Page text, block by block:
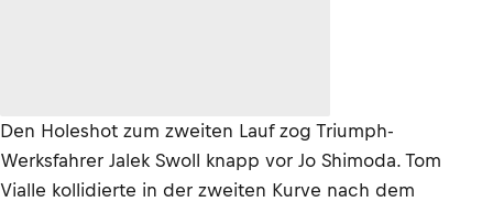
Den Holeshot zum zweiten Lauf zog Triumph-
Werksfahrer Jalek Swoll knapp vor Jo Shimoda. Tom
Vialle kollidierte in der zweiten Kurve nach dem